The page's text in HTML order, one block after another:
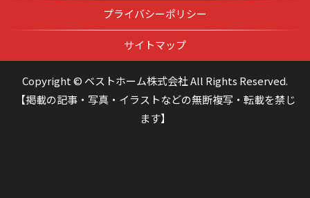
プライバシーポリシー
サイトマップ
Copyright © ベストホーム株式会社 All Rights Reserved.
【掲載の記事・写真・イラストなどの無断複写・転載を禁じ
ます】